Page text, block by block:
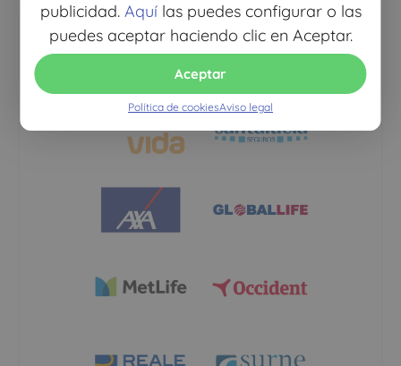
publicidad. Aquílas puedes configurar o las
puedes aceptar haciendo clic en Aceptar.
Aceptar
Política de cookiesAviso legal